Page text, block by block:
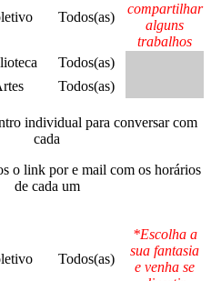
Todos(as)
compartilhar
alguns
trabalhos
Todos(as)
Todos(as)
individual para conversar com
cada
o link por e mail com os horários
de cada um
Todos(as)
*Escolha a
sua fantasia
e venha se